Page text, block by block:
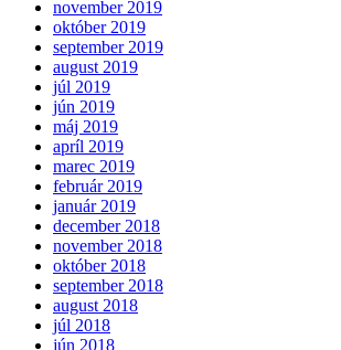
november 2019
október 2019
september 2019
august 2019
júl 2019
jún 2019
máj 2019
apríl 2019
marec 2019
február 2019
január 2019
december 2018
november 2018
október 2018
september 2018
august 2018
júl 2018
jún 2018